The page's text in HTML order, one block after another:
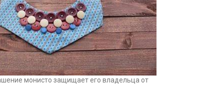
монисто защищает его владельца от